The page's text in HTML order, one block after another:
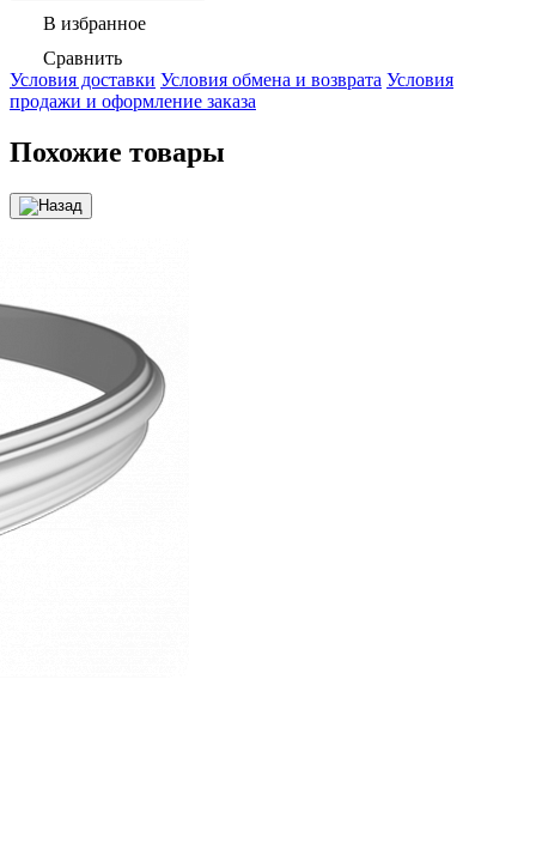
В избранное
Сравнить
Условия доставки Условия обмена и возврата Условия
продажи и оформление заказа
Похожие товары